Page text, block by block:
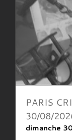
PARIS
30/08/
dimanche